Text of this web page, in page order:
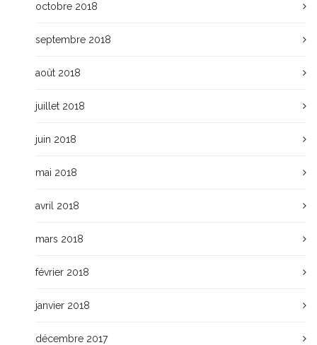
octobre 2018
septembre 2018
août 2018
juillet 2018
juin 2018
mai 2018
avril 2018
mars 2018
février 2018
janvier 2018
décembre 2017